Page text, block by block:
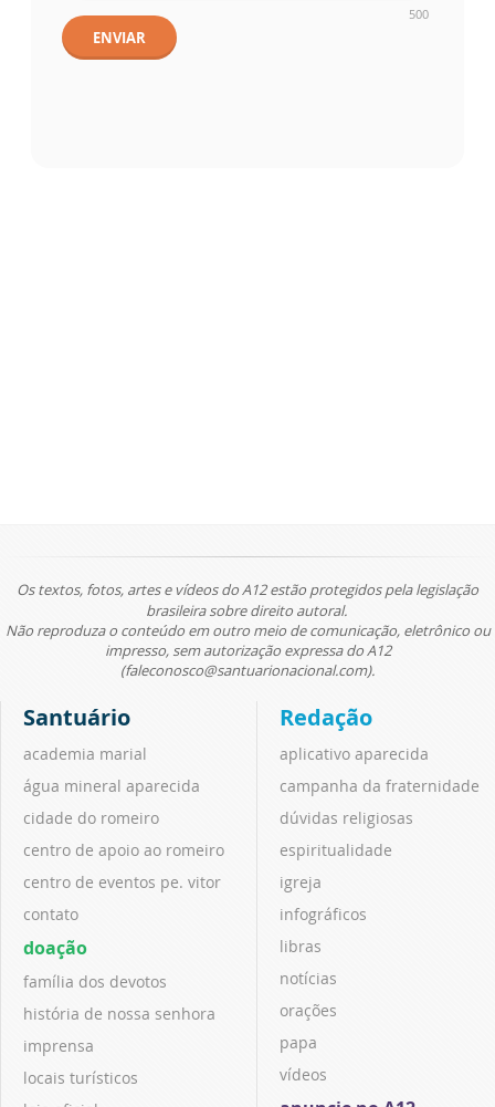
500
ENVIAR
Os textos, fotos, artes e vídeos do A12 estão protegidos pela legislação
brasileira sobre direito autoral.
Não reproduza o conteúdo em outro meio de comunicação, eletrônico ou
impresso, sem autorização expressa do A12
(faleconosco@santuarionacional.com).
Santuário
academia marial
água mineral aparecida
cidade do romeiro
centro de apoio ao romeiro
centro de eventos pe. vitor
contato
doação
família dos devotos
história de nossa senhora
imprensa
locais turísticos
Redação
aplicativo aparecida
campanha da fraternidade
dúvidas religiosas
espiritualidade
igreja
infográficos
libras
notícias
orações
papa
vídeos